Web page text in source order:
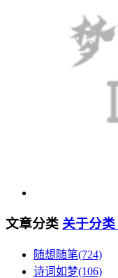
文章分类 关于分类
随想随笔(724)
诗词如梦(106)